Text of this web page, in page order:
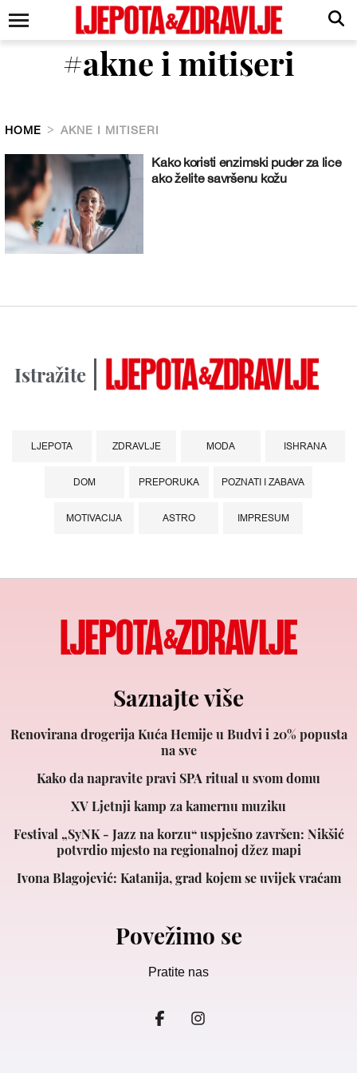
#akne i mitiseri
HOME AKNE I MITISERI
Kako koristi enzimski puder za lice
ako želite savršenu kožu
Istražite
LJEPOTA ZDRAVLJE MODA ISHRANA
DOM PREPORUKA POZNATI I ZABAVA
MOTIVACIJA ASTRO IMPRESUM
Saznajte više
Renovirana drogerija Kuća Hemije u Budvi i 20% popusta
na sve
Kako da napravite pravi SPA ritual u svom domu
XV Ljetnji kamp za kamernu muziku
Festival „SyNK - Jazz na korzu“ uspješno završen: Nikšić
potvrdio mjesto na regionalnoj džez mapi
Ivona Blagojević: Katanija, grad kojem se uvijek vraćam
Povežimo se
Pratite nas